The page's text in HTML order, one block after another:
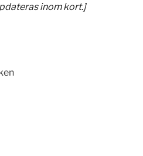
inom kort.]